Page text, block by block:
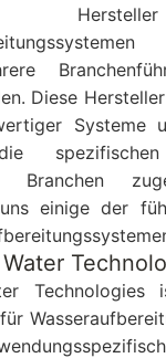
Diese
Systeme
Branchen
einige der
Water